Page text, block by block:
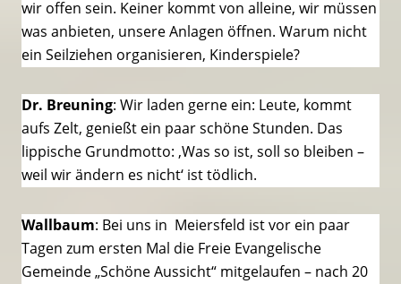
wir offen sein. Keiner kommt von alleine, wir müssen
was anbieten, unsere Anlagen öffnen. Warum nicht
ein Seilziehen organisieren, Kinderspiele?
Dr. Breuning: Wir laden gerne ein: Leute, kommt
aufs Zelt, genießt ein paar schöne Stunden. Das
lippische Grundmotto: ,Was so ist, soll so bleiben –
weil wir ändern es nicht‘ ist tödlich.
Wallbaum: Bei uns in Meiersfeld ist vor ein paar
Tagen zum ersten Mal die Freie Evangelische
Gemeinde „Schöne Aussicht“ mitgelaufen – nach 20